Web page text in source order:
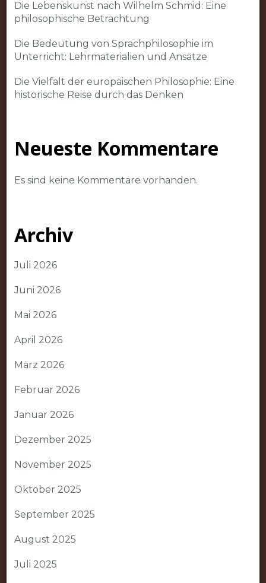
Die Lebenskunst nach Wilhelm Schmid: Eine
philosophische Betrachtung
Die Bedeutung von Sprachphilosophie im
Unterricht: Lehrmaterialien und Ansätze
Die Vielfalt der europäischen Philosophie: Eine
historische Reise durch das Denken
Neueste Kommentare
Es sind keine Kommentare vorhanden.
Archiv
Juli 2026
Juni 2026
Mai 2026
April 2026
März 2026
Februar 2026
Januar 2026
Dezember 2025
November 2025
Oktober 2025
September 2025
August 2025
Juli 2025